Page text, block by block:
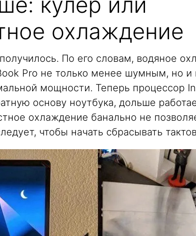
охлаждение
По его словам, водяное
Pro не только менее шумным, но и
мощности. Теперь процессор
основу ноутбука, дольше
охлаждение банально не
чтобы начать сбрасывать